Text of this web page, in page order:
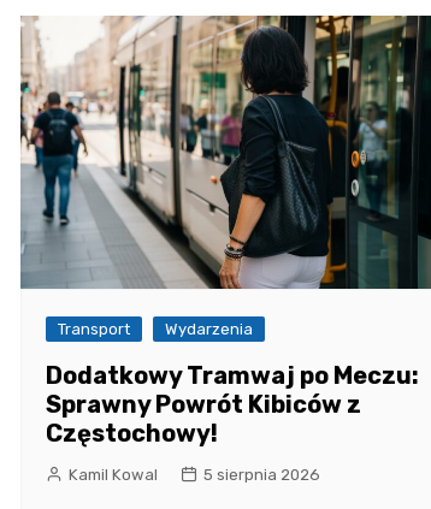
Transport Wydarzenia
Dodatkowy Tramwaj po Meczu:
Sprawny Powrót Kibiców z
Częstochowy!
Kamil Kowal 5 sierpnia 2026